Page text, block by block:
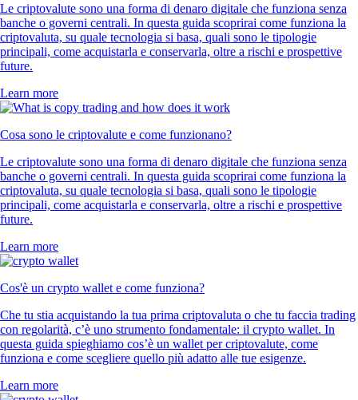
Le criptovalute sono una forma di denaro digitale che funziona senza
banche o governi centrali. In questa guida scoprirai come funziona la
criptovaluta, su quale tecnologia si basa, quali sono le tipologie
principali, come acquistarla e conservarla, oltre a rischi e prospettive
future.
Learn more
Cosa sono le criptovalute e come funzionano?
Le criptovalute sono una forma di denaro digitale che funziona senza
banche o governi centrali. In questa guida scoprirai come funziona la
criptovaluta, su quale tecnologia si basa, quali sono le tipologie
principali, come acquistarla e conservarla, oltre a rischi e prospettive
future.
Learn more
Cos'è un crypto wallet e come funziona?
Che tu stia acquistando la tua prima criptovaluta o che tu faccia trading
con regolarità, c’è uno strumento fondamentale: il crypto wallet. In
questa guida spieghiamo cos’è un wallet per criptovalute, come
funziona e come scegliere quello più adatto alle tue esigenze.
Learn more